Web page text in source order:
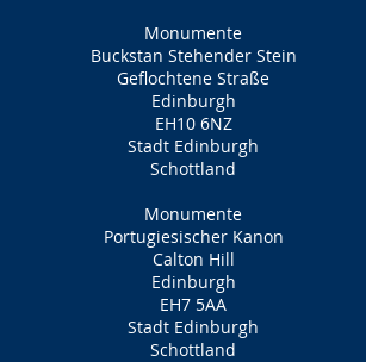
Monumente
Buckstan Stehender Stein
Geflochtene Straße
Edinburgh
EH10 6NZ
Stadt Edinburgh
Schottland
Monumente
Portugiesischer Kanon
Calton Hill
Edinburgh
EH7 5AA
Stadt Edinburgh
Schottland